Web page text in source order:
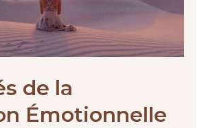
de la
Émotionnelle